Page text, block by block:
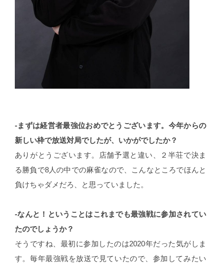
-まずは経営者最強位おめでとうございます。今年からの
新しい枠で放送対局でしたが、いかがでしたか？
ありがとうございます。店舗予選と違い、２半荘で決ま
る勝負で8人の中での麻雀なので、こんなところでほんと
負けちゃダメだろ、と思っていました。
-なんと！ということはこれまでも最強戦に参加されてい
たのでしょうか？
そうですね、最初に参加したのは2020年だった気がしま
す。毎年最強戦を放送で見ていたので、参加してみたい